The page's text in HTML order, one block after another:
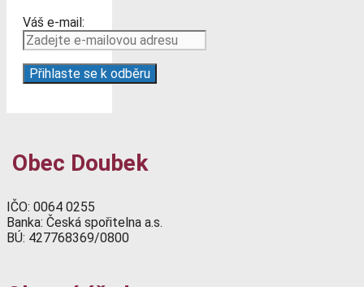
Váš e-mail:
Obec Doubek
IČO: 0064 0255
Banka: Česká spořitelna a.s.
BÚ: 427768369/0800